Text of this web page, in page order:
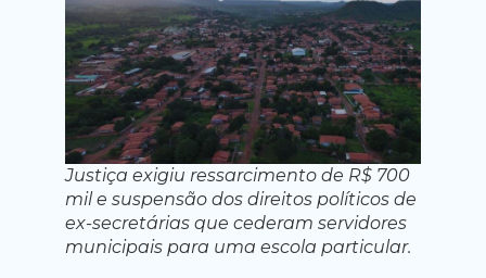
Justiça exigiu ressarcimento de R$ 700
mil e suspensão dos direitos políticos de
ex-secretárias que cederam servidores
municipais para uma escola particular.